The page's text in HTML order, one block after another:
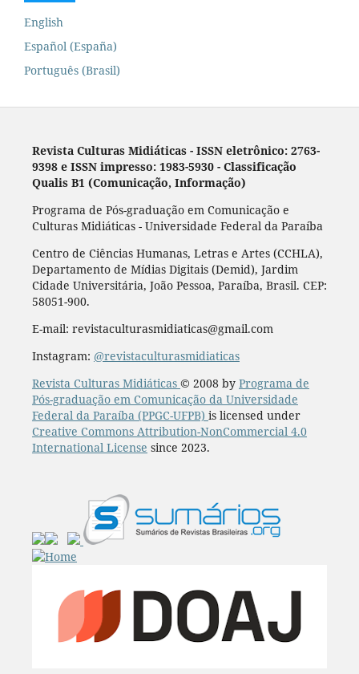
English
Español (España)
Português (Brasil)
Revista Culturas Midiáticas - ISSN eletrônico: 2763-
9398 e ISSN impresso: 1983-5930 - Classificação
Qualis B1 (Comunicação, Informação)
Programa de Pós-graduação em Comunicação e
Culturas Midiáticas - Universidade Federal da Paraíba
Centro de Ciências Humanas, Letras e Artes (CCHLA),
Departamento de Mídias Digitais (Demid), Jardim
Cidade Universitária, João Pessoa, Paraíba, Brasil. CEP:
58051-900.
E-mail: revistaculturasmidiaticas@gmail.com
Instagram: @revistaculturasmidiaticas
Revista Culturas Midiáticas © 2008 by Programa de
Pós-graduação em Comunicação da Universidade
Federal da Paraíba (PPGC-UFPB) is licensed under
Creative Commons Attribution-NonCommercial 4.0
International License since 2023.